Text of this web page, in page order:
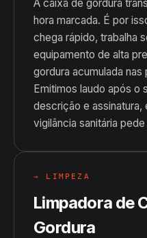
A caixa de gordura
hora marcada. É por
chega rápido, trabalha
equipamento de alta
gordura acumulada
Emitimos laudo após o
descrição e assinatura,
vigilância sanitária
→ LIMPEZA
Limpadora de
Gordura